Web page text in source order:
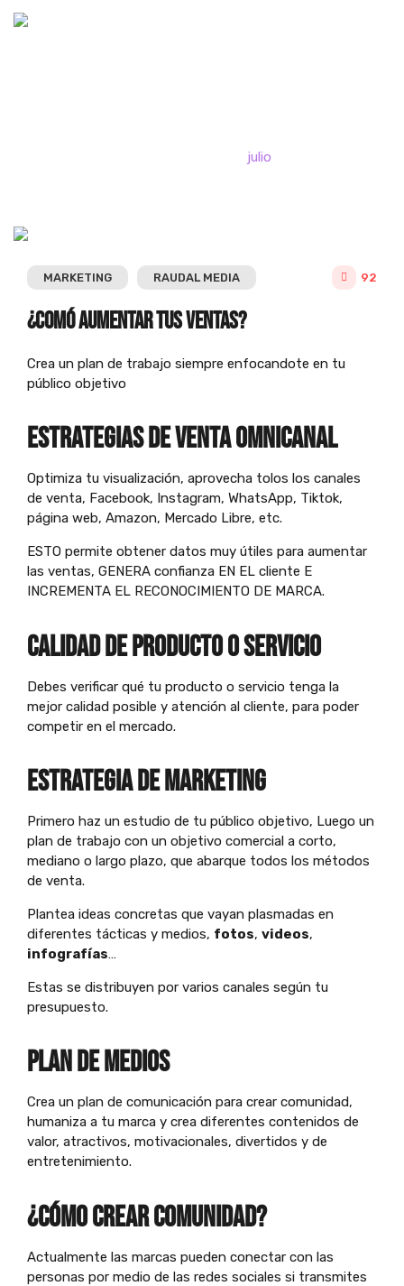
julio
MARKETING RAUDAL MEDIA 92
¿Comó aumentar tus ventas?
Crea un plan de trabajo siempre enfocandote en tu
público objetivo
estrategias de venta OMNICANAL
Optimiza tu visualización, aprovecha tolos los canales
de venta, Facebook, Instagram, WhatsApp, Tiktok,
página web, Amazon, Mercado Libre, etc.
ESTO permite obtener datos muy útiles para aumentar
las ventas, GENERA confianza EN EL cliente E
INCREMENTA EL RECONOCIMIENTO DE MARCA.
CALIDAD de PRODUCTO O SERvICIO
Debes verificar qué tu producto o servicio tenga la
mejor calidad posible y atención al cliente, para poder
competir en el mercado.
estrategia de marketing
Primero haz un estudio de tu público objetivo, Luego un
plan de trabajo con un objetivo comercial a corto,
mediano o largo plazo, que abarque todos los métodos
de venta.
Plantea ideas concretas que vayan plasmadas en
diferentes tácticas y medios, fotos, videos,
infografías…
Estas se distribuyen por varios canales según tu
presupuesto.
plan de MEDIOS
Crea un plan de comunicación para crear comunidad,
humaniza a tu marca y crea diferentes contenidos de
valor, atractivos, motivacionales, divertidos y de
entretenimiento.
¿cómo crear comunidad?
Actualmente las marcas pueden conectar con las
personas por medio de las redes sociales si transmites